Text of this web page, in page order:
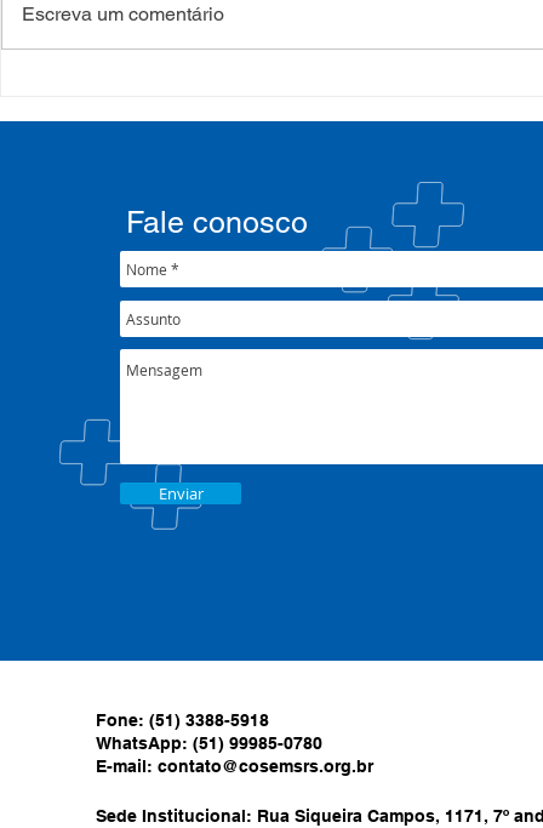
001/2022
estado se
Plano de
Escreva um comentário
Enviar
Fale conosco
Fone: (51) 3388-5918
WhatsApp: (51) 99985-0780
E-mail: contato@cosemsrs.org.br
Sede Institucional: Rua Siqueira Campos, 1171, 7º